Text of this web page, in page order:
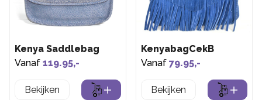
Kenya Saddlebag
Vanaf 119.95,-
Bekijken
KenyabagCekB
Vanaf 79.95,-
Bekijken